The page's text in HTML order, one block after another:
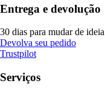
Entrega e devolução
30 dias para mudar de ideia
Devolva seu pedido
Trustpilot
Serviços